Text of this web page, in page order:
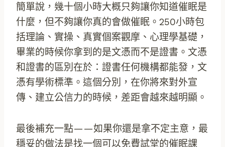
簡單說，幾十個小時大概只夠讓你知道催眠是
什麼，但不夠讓你真的會做催眠。250小時包
括理論、實操、真實個案觀摩、心理學基礎，
畢業的時候你拿到的是文憑而不是證書。文憑
和證書的區別在於：證書任何機構都能發，文
憑有學術標準。這個分別，在你將來對外宣
傳、建立公信力的時候，差距會越來越明顯。
最後補充一點——如果你還是拿不定主意，最
穩妥的做法是找一個可以免費試堂的催眠課